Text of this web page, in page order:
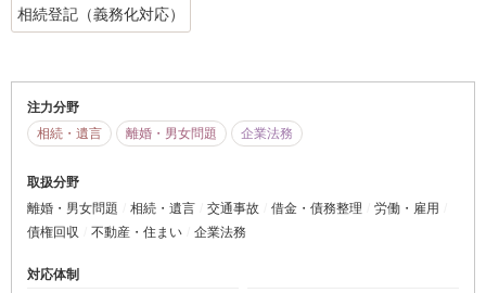
相続登記（義務化対応）
注力分野
相続・遺言
離婚・男女問題 企業法務
取扱分野
離婚・男女問題
相続・遺言 交通事故 借金・債務整理
労働・雇用
債権回収
不動産・住まい 企業法務
対応体制